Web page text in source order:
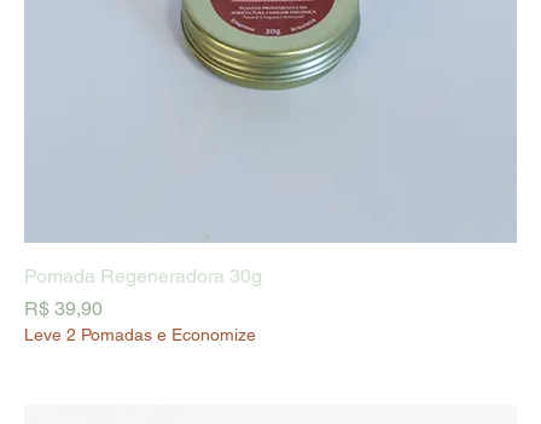
Pomada Regeneradora 30g
Preço
R$ 39,90
Leve 2 Pomadas e Economize